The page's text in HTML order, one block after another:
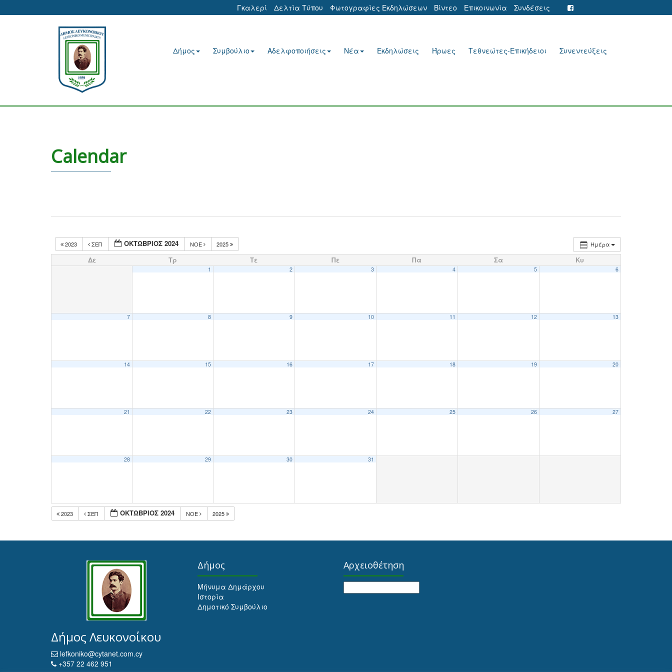
Γκαλερί Δελτία Τύπου Φωτογραφίες Εκδηλώσεων Βίντεο Επικοινωνία Συνδέσεις
Δήμος Συμβούλιο Αδελφοποιήσεις Νέα Εκδηλώσεις Ήρωες Τεθνεώτες-Επικήδειοι Συνεντεύξεις
Calendar
Ημέρα
2023 ΣΕΠ ΟΚΤΏΒΡΙΟΣ 2024 ΝΟΈ 2025
Δε Τρ Τε Πε Πα Σα Κυ
1 2 3 4 5 6
7 8 9 10 11 12 13
14 15 16 17 18 19 20
21 22 23 24 25 26 27
28 29 30 31
2023 ΣΕΠ ΟΚΤΏΒΡΙΟΣ 2024 ΝΟΈ 2025
Δήμος Λευκονοίκου
lefkoniko@cytanet.com.cy
+357 22 462 951
Δήμος
Μήνυμα Δημάρχου
Ιστορία
Δημοτικό Συμβούλιο
Αρχειοθέτηση